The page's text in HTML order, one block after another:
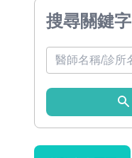
搜尋關鍵字